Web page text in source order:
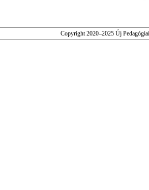
Copyright 2020–2025 Új